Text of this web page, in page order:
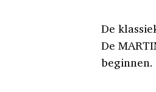
De
De
beginnen.